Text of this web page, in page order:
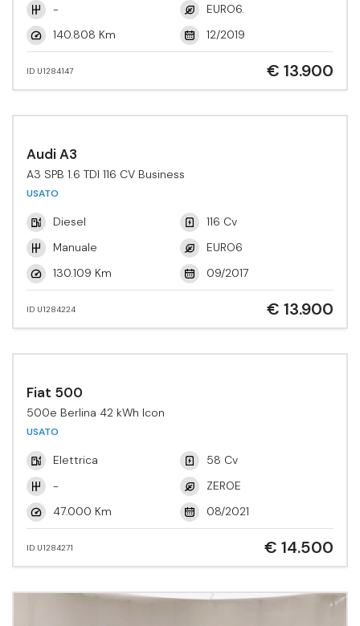
-
EURO6.
140.808 Km
12/2019
ID U1284147 € 13.900
Audi A3
A3 SPB 1.6 TDI 116 CV Business
USATO
Diesel
116 Cv
Manuale
EURO6
130.109 Km
09/2017
ID U1284224 € 13.900
Fiat 500
500e Berlina 42 kWh Icon
USATO
Elettrica
58 Cv
-
ZEROE
47.000 Km
08/2021
ID U1284271 € 14.500